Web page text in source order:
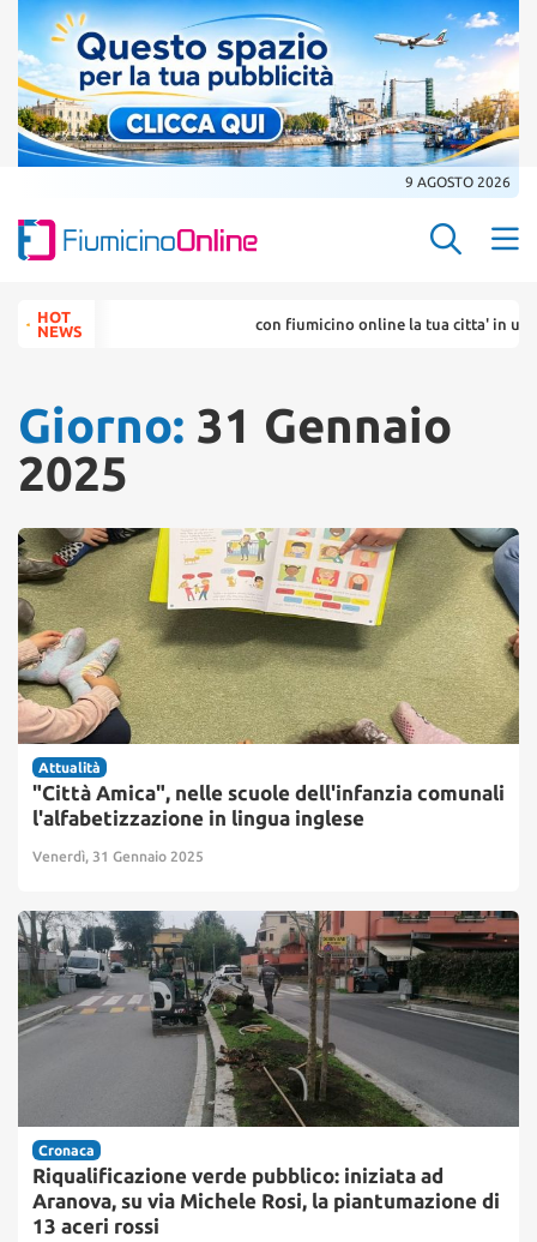
9 AGOSTO 2026
Search
for:HOT
NEWS
con fiumicino online la tua citta' in un
Giorno: 31 Gennaio
2025
Attualità
"Città Amica", nelle scuole dell'infanzia comunali
l'alfabetizzazione in lingua inglese
Venerdì, 31 Gennaio 2025
Cronaca
Riqualificazione verde pubblico: iniziata ad
Aranova, su via Michele Rosi, la piantumazione di
13 aceri rossi